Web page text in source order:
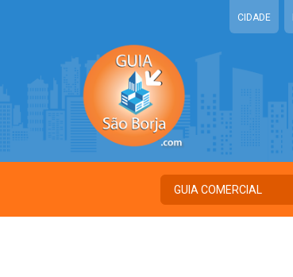
CIDADE